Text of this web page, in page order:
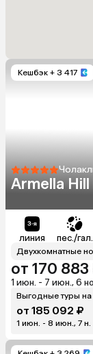
Кешбэк + 3 417
Armella
линия пес./гал.
Двухкомнатные
от 170 883
1 июн. - 7 июн., 6
Выгодные туры
от 185 092 ₽
1 июн. - 8 июн., 7 н.